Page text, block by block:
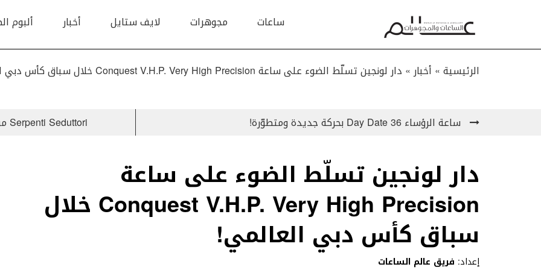
ساعات مجوهرات لايف ستايل أخبار ألبوم
الرئيسية » أخبار» دار لونجين تسلّط الضوء على ساعة Conquest V.H.P. Very High Precision خلال سباق كأس دبي العالمي!
ساعة الرؤساء Day Date 36 بحركة جديدة ومتطوّرة! Serpenti Seduttori من Bulgari تصميم جديد بمنتهى الرقة والأناقة
دار لونجين تسلّط الضوء على ساعة
Conquest V.H.P. Very High Precision خلال
سباق كأس دبي العالمي!
إعداد: فريق عالم الساعات